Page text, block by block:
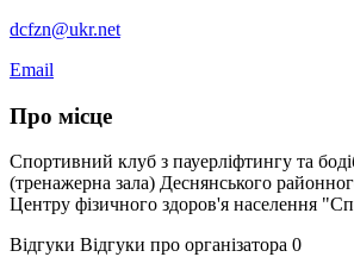
dcfzn@ukr.net
Email
Про місце
Спортивний клуб з пауерліфтингу та
(тренажерна зала) Деснянського
Центру фізичного здоров'я населення
Відгуки Відгуки про організатора 0